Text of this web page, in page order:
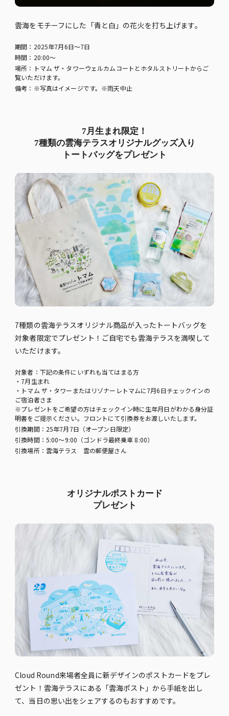
雲海をモチーフにした「青と白」の花火を打ち上げます。
期間：2025年7月6日～7日
時間：20:00～
場所：トマム ザ・タワーウェルカムコートとホタルストリートからご
覧いただけます。
備考：※写真はイメージです。※雨天中止
7月生まれ限定！
7種類の雲海テラスオリジナルグッズ入り
トートバッグをプレゼント
7種類の雲海テラスオリジナル商品が入ったトートバッグを
対象者限定でプレゼント！ご自宅でも雲海テラスを満喫して
いただけます。
対象者：下記の条件にいずれも当てはまる方
・7月生まれ
・トマム ザ・タワーまたはリゾナーレトマムに7月6日チェックインの
ご宿泊者さま
※プレゼントをご希望の方はチェックイン時に生年月日がわかる身分証
明書をご提示ください。フロントにて引換券をお渡しいたします。
引換期間：25年7月7日（オープン日限定）
引換時間：5:00～9:00（ゴンドラ最終乗車 8:00）
引換場所：雲海テラス 雲の郵便屋さん
オリジナルポストカード
プレゼント
Cloud Round来場者全員に新デザインのポストカードをプレ
ゼント！雲海テラスにある「雲海ポスト」から手紙を出し
て、当日の思い出をシェアするのもおすすめです。